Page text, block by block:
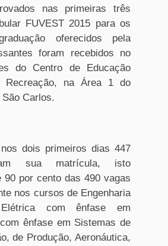
nas primeiras três
FUVEST 2015 para os
oferecidos pela
foram recebidos no
do Centro de Educação
Recreação, na Área 1 do
Carlos.
dois primeiros dias 447
sua matrícula, isto
90 por cento das 490 vagas
nos cursos de Engenharia
com ênfase em
ênfase em Sistemas de
de Produção, Aeronáutica,